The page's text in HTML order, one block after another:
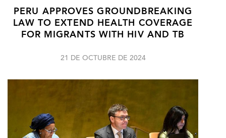
PERU APPROVES GROUNDBREAKING
LAW TO EXTEND HEALTH COVERAGE
FOR MIGRANTS WITH HIV AND TB
21 DE OCTUBRE DE 2024